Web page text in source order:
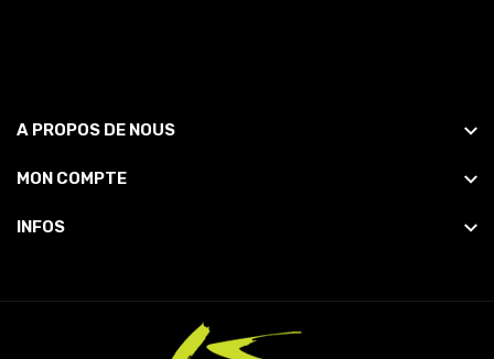
A PROPOS DE NOUS
MON COMPTE
INFOS